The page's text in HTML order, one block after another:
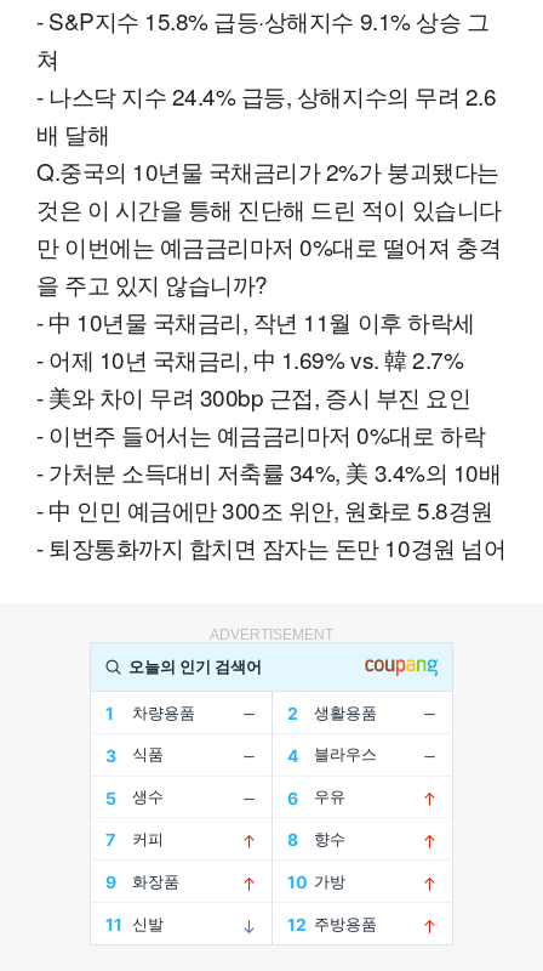
- S&P지수 15.8% 급등·상해지수 9.1% 상승 그
쳐
- 나스닥 지수 24.4% 급등, 상해지수의 무려 2.6
배 달해
Q.중국의 10년물 국채금리가 2%가 붕괴됐다는
것은 이 시간을 틍해 진단해 드린 적이 있습니다
만 이번에는 예금금리마저 0%대로 떨어져 충격
을 주고 있지 않습니까?
- 中 10년물 국채금리, 작년 11월 이후 하락세
- 어제 10년 국채금리, 中 1.69% vs. 韓 2.7%
- 美와 차이 무려 300bp 근접, 증시 부진 요인
- 이번주 들어서는 예금금리마저 0%대로 하락
- 가처분 소득대비 저축률 34%, 美 3.4%의 10배
- 中 인민 예금에만 300조 위안, 원화로 5.8경원
- 퇴장통화까지 합치면 잠자는 돈만 10경원 넘어
ADVERTISEMENT